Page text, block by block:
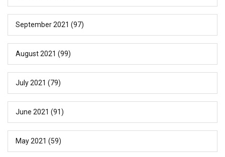
September 2021 (97)
August 2021 (99)
July 2021 (79)
June 2021 (91)
May 2021 (59)